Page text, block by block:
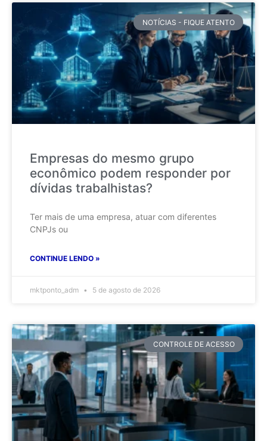
NOTÍCIAS - FIQUE ATENTO
Empresas do mesmo grupo
econômico podem responder por
dívidas trabalhistas?
Ter mais de uma empresa, atuar com diferentes
CNPJs ou
CONTINUE LENDO »
mktponto_adm 5 de agosto de 2026
CONTROLE DE ACESSO